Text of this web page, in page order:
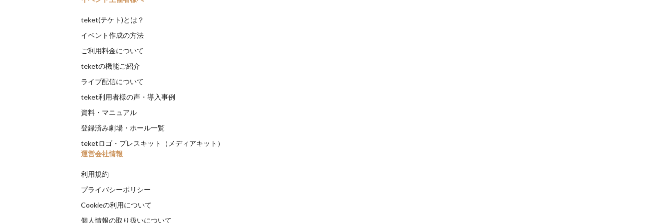
teket(テケト)とは？
イベント作成の方法
ご利用料金について
teketの機能ご紹介
ライブ配信について
teket利用者様の声・導入事例
資料・マニュアル
登録済み劇場・ホール一覧
teketロゴ・プレスキット（メディアキット）
運営会社情報
利用規約
プライバシーポリシー
Cookieの利用について
個人情報の取り扱いについて